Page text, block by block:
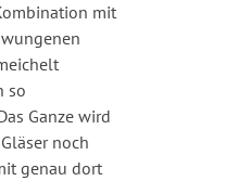
mit
so
Ganze wird
noch
genau dort